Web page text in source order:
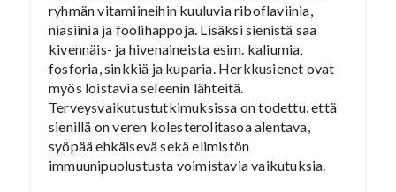
ryhmän vitamiineihin kuuluvia riboflaviinia,
niasiinia ja foolihappoja. Lisäksi sienistä saa
kivennäis- ja hivenaineista esim. kaliumia,
fosforia, sinkkiä ja kuparia. Herkkusienet ovat
myös loistavia seleenin lähteitä.
Terveysvaikutustutkimuksissa on todettu, että
sienillä on veren kolesterolitasoa alentava,
syöpää ehkäisevä sekä elimistön
immuunipuolustusta voimistavia vaikutuksia.